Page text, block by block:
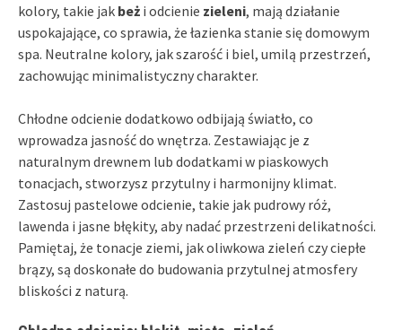
kolory, takie jak beż i odcienie zieleni, mają działanie
uspokajające, co sprawia, że łazienka stanie się domowym
spa. Neutralne kolory, jak szarość i biel, umilą przestrzeń,
zachowując minimalistyczny charakter.
Chłodne odcienie dodatkowo odbijają światło, co
wprowadza jasność do wnętrza. Zestawiając je z
naturalnym drewnem lub dodatkami w piaskowych
tonacjach, stworzysz przytulny i harmonijny klimat.
Zastosuj pastelowe odcienie, takie jak pudrowy róż,
lawenda i jasne błękity, aby nadać przestrzeni delikatności.
Pamiętaj, że tonacje ziemi, jak oliwkowa zieleń czy ciepłe
brązy, są doskonałe do budowania przytulnej atmosfery
bliskości z naturą.